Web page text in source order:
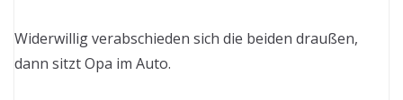
Widerwillig verabschieden sich die beiden draußen,
dann sitzt Opa im Auto.